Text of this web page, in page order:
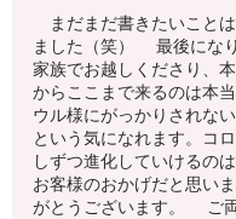
まだまだ書きたいこと
ました（笑） 最後にな
家族でお越しくださり、
からここまで来るのは本
ウル様にがっかりされな
という気になれます。コ
しずつ進化していけるの
お客様のおかげだと思い
がとうございます。 ご